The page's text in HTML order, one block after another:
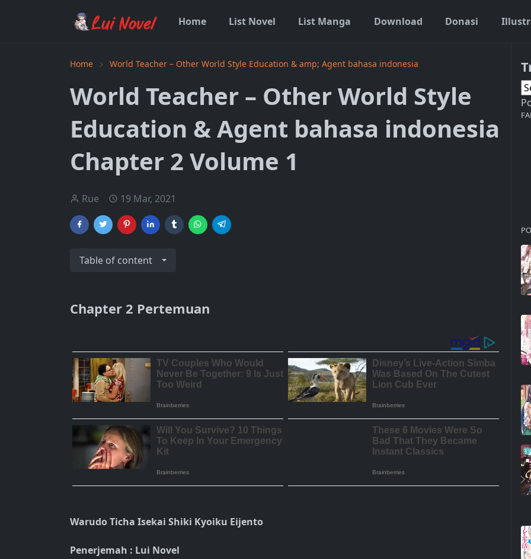
Home List Novel List Manga Download Donasi
Home World Teacher – Other World Style Education & amp; Agent bahasa indonesia
World Teacher – Other World Style
Education & Agent bahasa indonesia
Chapter 2 Volume 1
Rue 19 Mar, 2021
Table of content
Chapter 2 Pertemuan
Warudo Ticha Isekai Shiki Kyoiku Eijento
Penerjemah : Lui Novel